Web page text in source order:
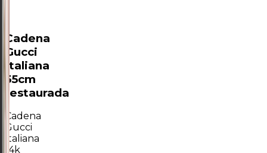
Cadena
Gucci
Italiana
55cm
restaurada
Cadena
Gucci
Italiana
14k